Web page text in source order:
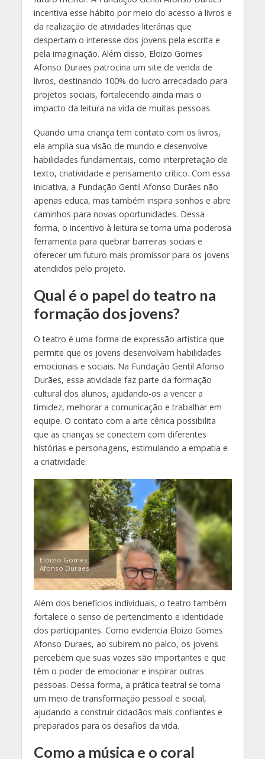
incentiva esse hábito por meio do acesso a livros e
da realização de atividades literárias que
despertam o interesse dos jovens pela escrita e
pela imaginação. Além disso, Eloizo Gomes
Afonso Duraes patrocina um site de venda de
livros, destinando 100% do lucro arrecadado para
projetos sociais, fortalecendo ainda mais o
impacto da leitura na vida de muitas pessoas.
Quando uma criança tem contato com os livros,
ela amplia sua visão de mundo e desenvolve
habilidades fundamentais, como interpretação de
texto, criatividade e pensamento crítico. Com essa
iniciativa, a Fundação Gentil Afonso Durães não
apenas educa, mas também inspira sonhos e abre
caminhos para novas oportunidades. Dessa
forma, o incentivo à leitura se torna uma poderosa
ferramenta para quebrar barreiras sociais e
oferecer um futuro mais promissor para os jovens
atendidos pelo projeto.
Qual é o papel do teatro na
formação dos jovens?
O teatro é uma forma de expressão artística que
permite que os jovens desenvolvam habilidades
emocionais e sociais. Na Fundação Gentil Afonso
Durães, essa atividade faz parte da formação
cultural dos alunos, ajudando-os a vencer a
timidez, melhorar a comunicação e trabalhar em
equipe. O contato com a arte cênica possibilita
que as crianças se conectem com diferentes
histórias e personagens, estimulando a empatia e
a criatividade.
Eloizio Gomes
Afonso Duraes
Além dos benefícios individuais, o teatro também
fortalece o senso de pertencimento e identidade
dos participantes. Como evidencia Eloizo Gomes
Afonso Duraes, ao subirem no palco, os jovens
percebem que suas vozes são importantes e que
têm o poder de emocionar e inspirar outras
pessoas. Dessa forma, a prática teatral se torna
um meio de transformação pessoal e social,
ajudando a construir cidadãos mais confiantes e
preparados para os desafios da vida.
Como a música e o coral